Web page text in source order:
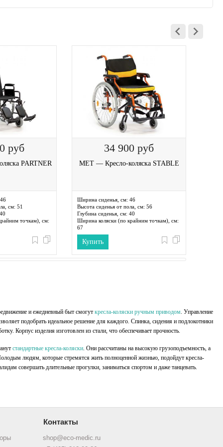
руб
PARTNER
46
см: 51
40
точкам), см:
точкам), см:
точкам), см:
34 900 руб
MET — Кресло-коляска STABLE
Ширина сиденья, см: 46
Высота сиденья от пола, см: 56
Глубина сиденья, см: 40
Ширина коляски (по крайним точкам), см:
67
Длина коляски (по крайним точкам), см:
100
Высота коляски (по крайним точкам), см:
95
Купить
и ежедневный быт смогут кресла-коляски ручным приводом . Управление
подобрать идеальное решение для каждого. Спинка, сидения и подлокотники
Корпус изделия изготовлен из стали, что обеспечивает прочность.
стандартные кресла-коляски . Они рассчитаны на высокую грузоподъемность, а
людям, которые стремятся жить полноценной жизнью, подойдут кресла-
совершать длительные прогулки, заниматься спортом и даже танцевать.
Контакты
shop@eco-medic.ru